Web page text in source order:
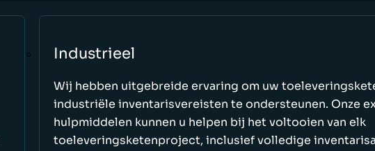
Industrieel
Wij hebben uitgebreide ervaring om uw
industriële inventarisvereisten te ondersteunen. Onze
hulpmiddelen kunnen u helpen bij het voltooien van elk
toeleveringsketenproject, inclusief volledige